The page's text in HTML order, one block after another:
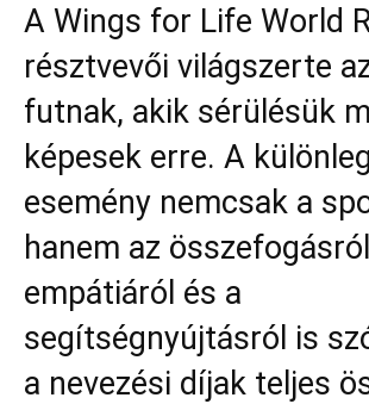
A Wings for Life World
résztvevői világszerte
futnak, akik sérülésük
képesek erre. A
esemény nemcsak a
hanem az
empátiáról és a
segítségnyújtásról is
a nevezési díjak teljes